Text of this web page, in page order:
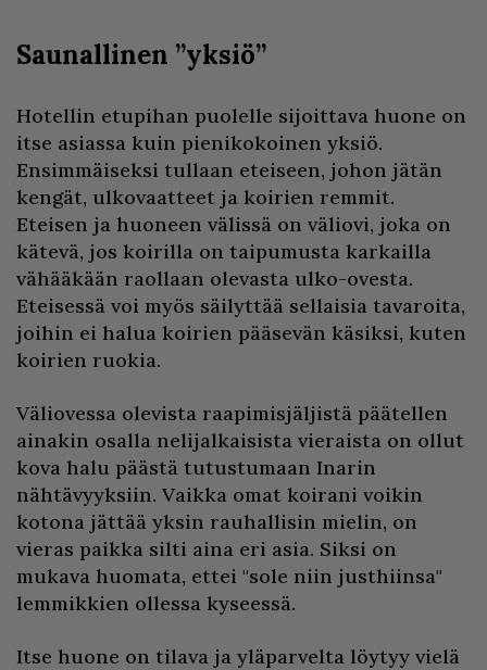
Saunallinen ”yksiö”
Hotellin etupihan puolelle sijoittava huone on
itse asiassa kuin pienikokoinen yksiö.
Ensimmäiseksi tullaan eteiseen, johon jätän
kengät, ulkovaatteet ja koirien remmit.
Eteisen ja huoneen välissä on väliovi, joka on
kätevä, jos koirilla on taipumusta karkailla
vähääkään raollaan olevasta ulko-ovesta.
Eteisessä voi myös säilyttää sellaisia tavaroita,
joihin ei halua koirien pääsevän käsiksi, kuten
koirien ruokia.
Väliovessa olevista raapimisjäljistä päätellen
ainakin osalla nelijalkaisista vieraista on ollut
kova halu päästä tutustumaan Inarin
nähtävyyksiin. Vaikka omat koirani voikin
kotona jättää yksin rauhallisin mielin, on
vieras paikka silti aina eri asia. Siksi on
mukava huomata, ettei "sole niin justhiinsa"
lemmikkien ollessa kyseessä.
Itse huone on tilava ja yläparvelta löytyy vielä